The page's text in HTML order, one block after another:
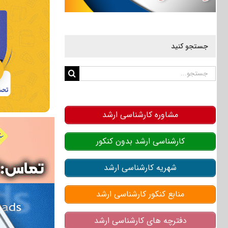
جستجو کنید
جستجو
مشاوره کارشناسی ارشد
کارشناسی ارشد بدون کنکور
شهریه کارشناسی ارشد
منابع کنکور کارشناسی ارشد
دفترچه های کارشناسی ارشد